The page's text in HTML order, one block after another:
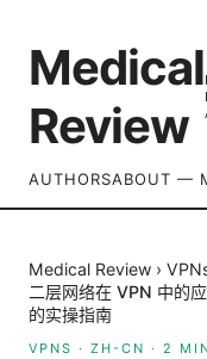
Medical
Review
AUTHORSABOUT —
Medical Review ›
二层网络在 VPN 中的
的实操指南
VPNS · ZH-CN · 2